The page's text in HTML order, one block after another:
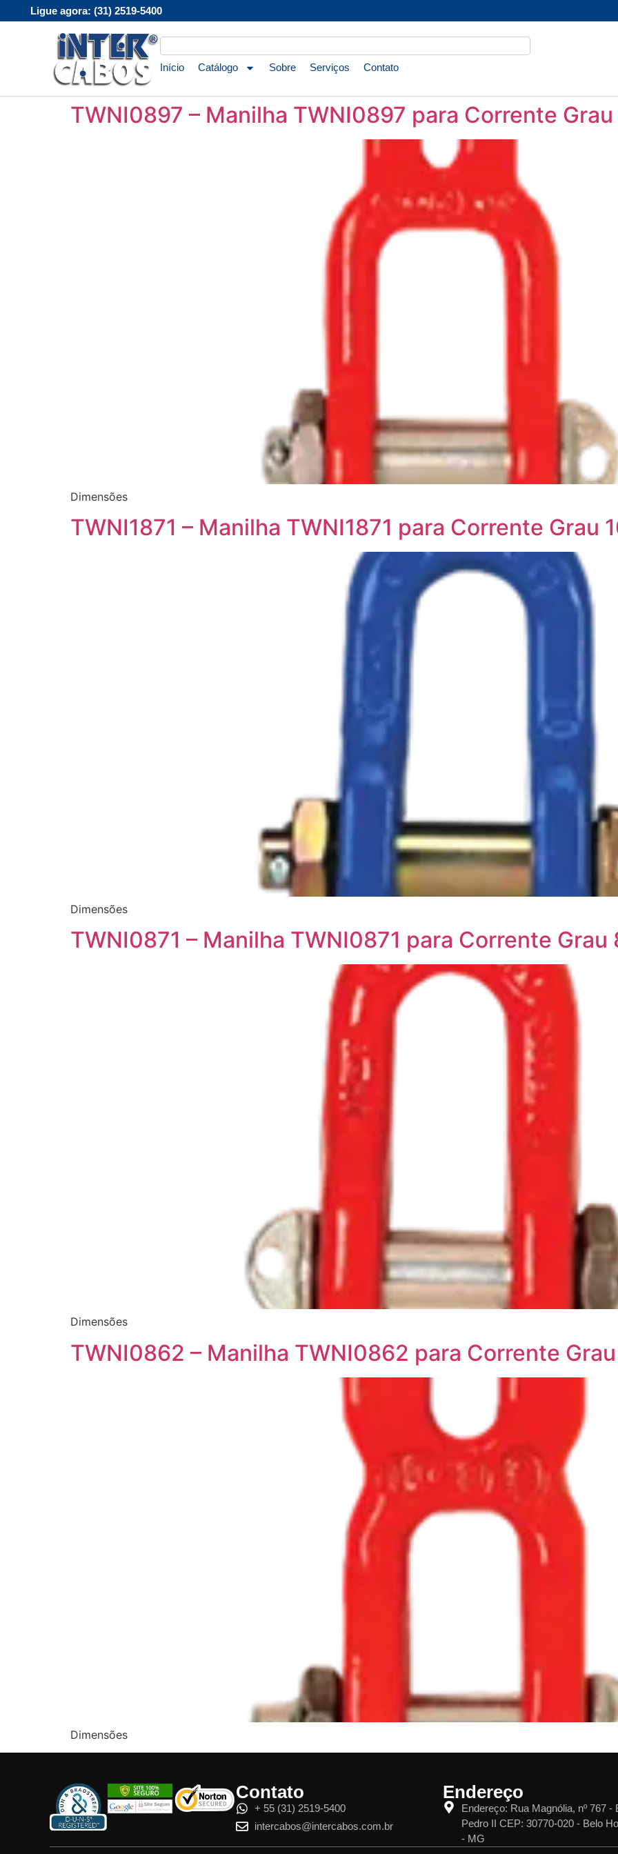
Ligue agora: (31) 2519-5400
Início Catálogo Sobre Serviços Contato
TWNI0897 – Manilha TWNI0897 para Corrente
Dimensões
TWNI1871 – Manilha TWNI1871 para Corrente Grau
Dimensões
TWNI0871 – Manilha TWNI0871 para Corrente Grau
Dimensões
TWNI0862 – Manilha TWNI0862 para Corrente
Dimensões
Contato
+ 55 (31) 2519-5400
intercabos@intercabos.com.br
Endereço
Endereço: Rua Magnólia, nº 767 -
Pedro II CEP: 30770-020 - Belo
- MG